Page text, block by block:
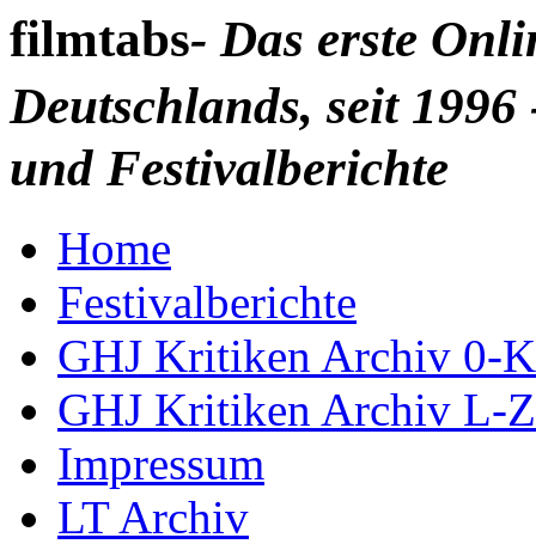
filmtabs- Das erste
Deutschlands, seit
und Festivalberichte
Home
Festivalberichte
GHJ Kritiken Archiv 0-K
GHJ Kritiken Archiv L-Z
Impressum
LT Archiv